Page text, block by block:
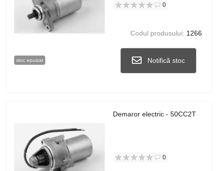
stoc epuizat
0
Codul produsului: 1266
Notifică stoc
Demaror electric - 50CC2T
0